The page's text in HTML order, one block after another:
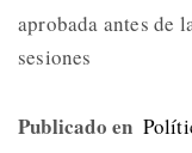
aprobada antes de
sesiones
Publicado en